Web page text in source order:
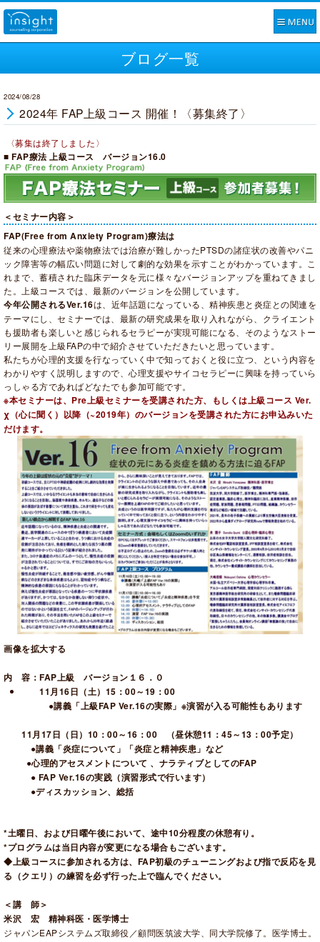
ブログ一覧
2024/08/28
2024年 FAP上級コース 開催！〈募集終了〉
〈募集は終了しました〉
■ FAP療法 上級コース バージョン16.0
＜セミナー内容＞
FAP(Free from Anxiety Program)療法は
従来の心理療法や薬物療法では治療が難しかったPTSDの諸症状の改善やパニ
ック障害等の幅広い問題に対して劇的な効果を示すことがわかっています。
こ
れまで、蓄積された臨床データを元に様々なバージョンアップを重ねてきまし
た。上級コースでは、最新のバージョンを公開しています。
今年公開されるVer.16は、近年話題になっている、精神疾患と炎症との関連を
テーマにし、セミナーでは、 最新の研究成果を取り入れながら、クライエント
も援助者も楽しいと感じられるセラピーが実現可能になる、そのようなストー
リー展開を上級FAPの中で紹介させていただきたいと思っています。
私たちが心理的支援を行なっていく中で知っておくと役に立つ、という内容を
わかりやすく説明しますので、心理支援やサイコセラピーに興味を持っていら
っしゃる方であればどなたでも参加可能です。
※本セミナーは、Pre上級セミナーを受講された方、もしくは上級コース Ver.
χ（心に聞く）以降（~2019年）のバージョンを受講された方にお申込みいた
だけます。
画像を拡大する
内 容：FAP上級 バージョン１６．０
11月16日（土）15：00～19：00
●講義「上級FAP Ver.16の実際」 ※演習が入る可能性もあります
11月17日（日）10：00～16：00 （昼休憩11：45～13：00予定）
●講義「炎症について」「炎症と精神疾患」など
●心理的アセスメントについて 、ナラティブとしてのFAP
● FAP Ver.16の実践（演習形式で行います）
●ディスカッション、総括
*土曜日、および日曜午後において、途中10分程度の休憩有り。
*プログラムは当日内容が変更になる場合もございます。
◆上級コースに参加される方は、FAP初級のチューニングおよび指で反応を見
る（クエリ）の練習を必ず行った上で臨んでください。
＜講 師＞
米沢 宏 精神科医・医学博士
ジャパンEAPシステムズ取締役／顧問医筑波大学、同大学院修了。医学博士。